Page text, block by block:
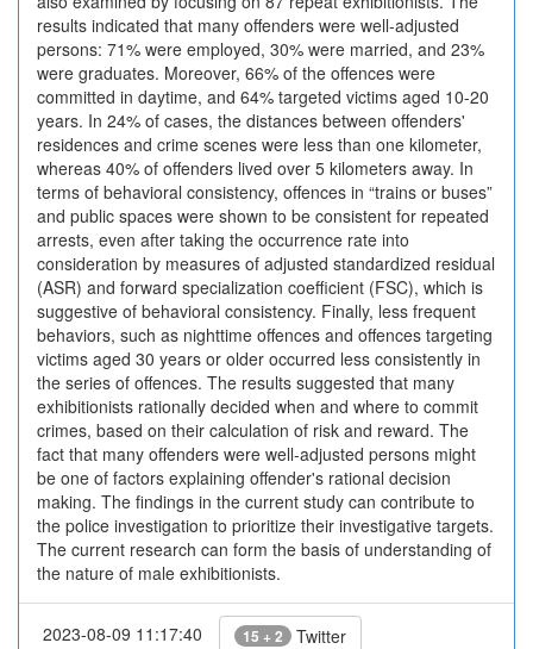
results indicated that many offenders were well-adjusted
persons: 71% were employed, 30% were married, and 23%
were graduates. Moreover, 66% of the offences were
committed in daytime, and 64% targeted victims aged 10-20
years. In 24% of cases, the distances between offenders'
residences and crime scenes were less than one kilometer,
whereas 40% of offenders lived over 5 kilometers away. In
terms of behavioral consistency, offences in “trains or buses”
and public spaces were shown to be consistent for repeated
arrests, even after taking the occurrence rate into
consideration by measures of adjusted standardized residual
(ASR) and forward specialization coefficient (FSC), which is
suggestive of behavioral consistency. Finally, less frequent
behaviors, such as nighttime offences and offences targeting
victims aged 30 years or older occurred less consistently in
the series of offences. The results suggested that many
exhibitionists rationally decided when and where to commit
crimes, based on their calculation of risk and reward. The
fact that many offenders were well-adjusted persons might
be one of factors explaining offender's rational decision
making. The findings in the current study can contribute to
the police investigation to prioritize their investigative targets.
The current research can form the basis of understanding of
the nature of male exhibitionists.
2023-08-09 11:17:40 15 + 2 Twitter